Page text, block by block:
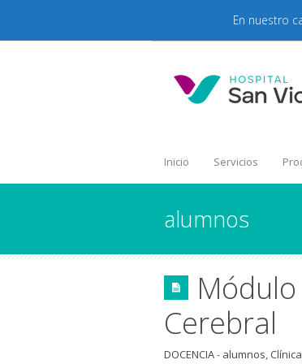
En nuestro
Inicio Servicios
alumnos
Cerebral
DOCENCIA- alumnos,